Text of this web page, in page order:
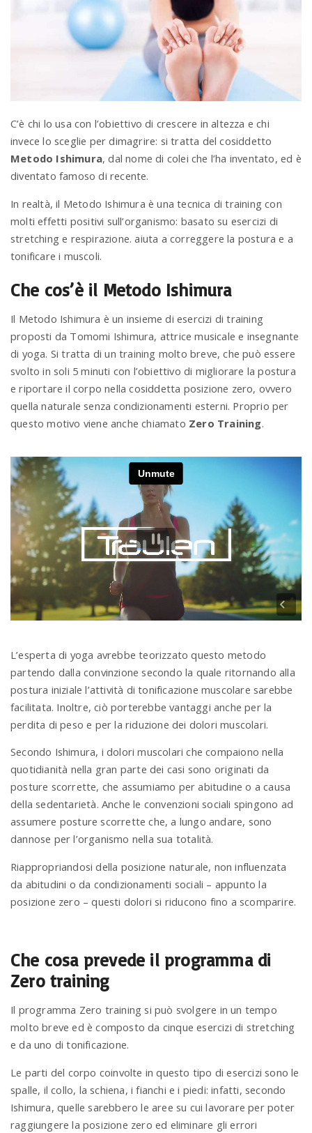
g
a
t
n
C’è chi lo usa con l’obiettivo di crescere in altezza e chi
invece lo sceglie per dimagrire: si tratta del cosiddetto
Metodo Ishimura, dal nome di colei che l’ha inventato, ed è
diventato famoso di recente.
In realtà, il Metodo Ishimura è una tecnica di training con
molti effetti positivi sull’organismo: basato su esercizi di
stretching e respirazione. aiuta a correggere la postura e a
tonificare i muscoli.
Che cos’è il Metodo Ishimura
Il Metodo Ishimura è un insieme di esercizi di training
proposti da Tomomi Ishimura, attrice musicale e insegnante
di yoga. Si tratta di un training molto breve, che può essere
svolto in soli 5 minuti con l’obiettivo di migliorare la postura
e riportare il corpo nella cosiddetta posizione zero, ovvero
quella naturale senza condizionamenti esterni. Proprio per
questo motivo viene anche chiamato Zero Training.
L’esperta di yoga avrebbe teorizzato questo metodo
partendo dalla convinzione secondo la quale ritornando alla
postura iniziale l’attività di tonificazione muscolare sarebbe
facilitata. Inoltre, ciò porterebbe vantaggi anche per la
perdita di peso e per la riduzione dei dolori muscolari.
Secondo Ishimura, i dolori muscolari che compaiono nella
quotidianità nella gran parte dei casi sono originati da
posture scorrette, che assumiamo per abitudine o a causa
della sedentarietà. Anche le convenzioni sociali spingono ad
assumere posture scorrette che, a lungo andare, sono
dannose per l’organismo nella sua totalità.
Riappropriandosi della posizione naturale, non influenzata
da abitudini o da condizionamenti sociali – appunto la
posizione zero – questi dolori si riducono fino a scomparire.
Che cosa prevede il programma di
Zero training
Il programma Zero training si può svolgere in un tempo
molto breve ed è composto da cinque esercizi di stretching
e da uno di tonificazione.
Le parti del corpo coinvolte in questo tipo di esercizi sono le
spalle, il collo, la schiena, i fianchi e i piedi: infatti, secondo
Ishimura, quelle sarebbero le aree su cui lavorare per poter
raggiungere la posizione zero ed eliminare gli errori